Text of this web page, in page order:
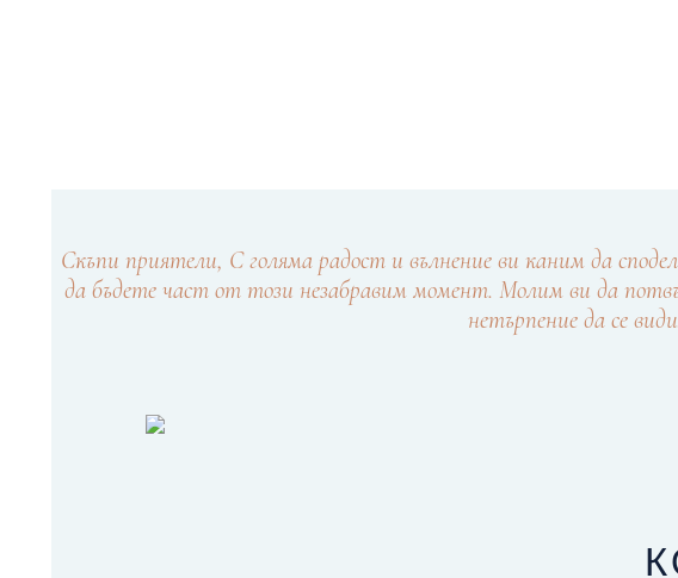
Скъпи приятели, С голяма радост и вълнение ви каним да
да бъдете част от този незабравим момент. Молим ви да
нетърпение да се